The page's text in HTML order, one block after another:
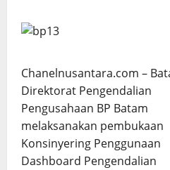
Chanelnusantara.com –
Direktorat Pengendalian
Pengusahaan BP Batam
melaksanakan pembukaan
Konsinyering Penggunaan
Dashboard Pengendalian